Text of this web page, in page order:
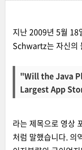
지난 2009년 5월 18
Schwartz는 자신의
"Will the Java
Largest App
라는 제목으로 영상
처럼 말했습니다. 의